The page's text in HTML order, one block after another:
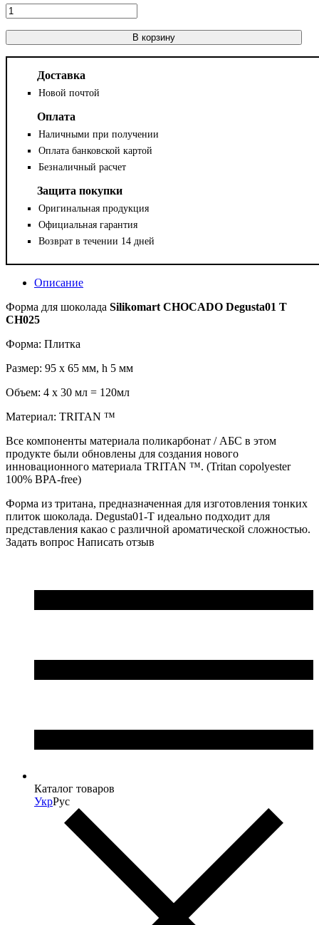
В корзину
Доставка
Новой почтой
Оплата
Наличными при получении
Оплата банковской картой
Безналичный расчет
Защита покупки
Оригинальная продукция
Официальная гарантия
Возврат в течении 14 дней
Описание
Форма для шоколада Silikomart CHOCADO Degusta01 T
CH025
Форма: Плитка
Размер: 95 x 65 мм, h 5 мм
Объем: 4 х 30 мл = 120мл
Материал: TRITAN ™
Все компоненты материала поликарбонат / АБС в этом
продукте были обновлены для создания нового
инновационного материала TRITAN ™. (Tritan copolyester
100% BPA-free)
Форма из тритана, предназначенная для изготовления тонких
плиток шоколада. Degusta01-T идеально подходит для
представления какао с различной ароматической сложностью.
Задать вопрос Написать отзыв
Каталог товаров
УкрРус